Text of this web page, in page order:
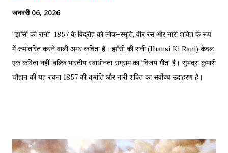
जनवरी 06, 2026
“झाँसी की रानी” 1857 के विद्रोह को लोक-स्मृति, वीर रस और नारी शक्ति के रूप
में रूपांतरित करने वाली अमर कविता है। झाँसी की रानी (Jhansi Ki Rani) केवल
एक कविता नहीं, बल्कि भारतीय स्वाधीनता संग्राम का 'विजय गीत' है। सुभद्रा कुमारी
चौहान की यह रचना 1857 की क्रांति और नारी शक्ति का सर्वोच्च उदाहरण है।
अपनी इच्छा से विद्रोह किया और इतिहास बदल दिया, ठीक वैसे ही जैसे हमने कुछ